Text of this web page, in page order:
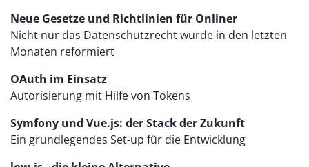
Neue Gesetze und Richtlinien für Onliner
Nicht nur das Datenschutzrecht wurde in den letzten
Monaten reformiert
OAuth im Einsatz
Autorisierung mit Hilfe von Tokens
Symfony und Vue.js: der Stack der Zukunft
Ein grundlegendes Set-up für die Entwicklung